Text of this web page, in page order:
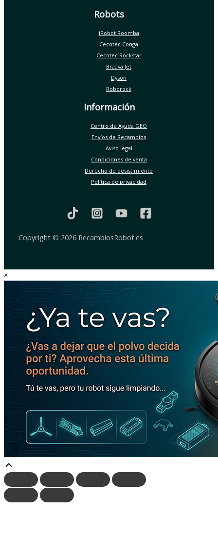
Robots
iRobot Roomba
Cecotec Conga
Cecotec Rockstar
Braava Jet
Dyson
Roborock
Información
Centro de Ayuda GEO
Envíos de Recambios
Aviso legal
Condiciones de venta
Derecho de desistimiento
Política de privacidad
Copyright © 2026 RecambiosRobot.es
×